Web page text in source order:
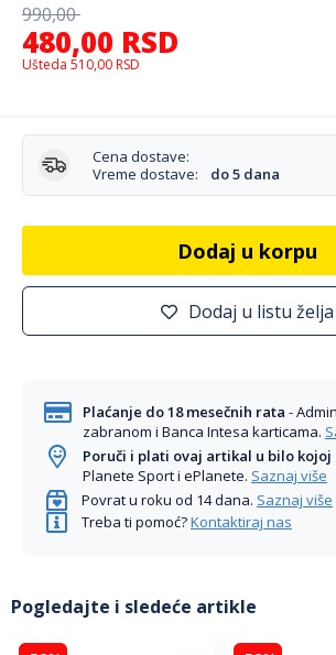
480,00 RSD
990,00
Ušteda 510,00 RSD
Cena dostave:
Vreme dostave:
do 5 dana
Dodaj u korpu
Dodaj u listu želja
Plaćanje do 18 mesečnih rata -
zabranom i Banca Intesa karticama.
Poruči i plati ovaj artikal u bilo
Planete Sport i ePlanete. Saznaj više
Povrat u roku od 14 dana. Saznaj više
Treba ti pomoć?Kontaktiraj nas
Pogledajte i sledeće artikle